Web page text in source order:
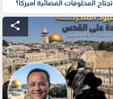
المخلوقات الفضائية أميركا؟
share